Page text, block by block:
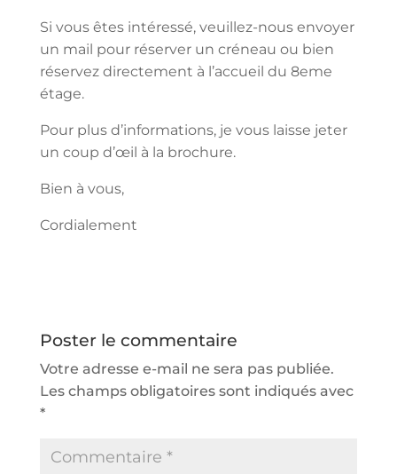
Si vous êtes intéressé, veuillez-nous envoyer
un mail pour réserver un créneau ou bien
réservez directement à l’accueil du 8eme
étage.
Pour plus d’informations, je vous laisse jeter
un coup d’œil à la brochure.
Bien à vous,
Cordialement
Poster le commentaire
Votre adresse e-mail ne sera pas publiée.
Les champs obligatoires sont indiqués avec
*